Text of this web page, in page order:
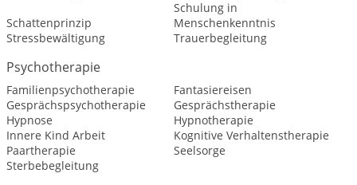
Schattenprinzip
Schulung in
Menschenkenntnis
Stressbewältigung
Trauerbegleitung
Psychotherapie
Familienpsychotherapie
Fantasiereisen
Gesprächspsychotherapie
Gesprächstherapie
Hypnose
Hypnotherapie
Innere Kind Arbeit
Kognitive Verhaltenstherapie
Paartherapie
Seelsorge
Sterbebegleitung